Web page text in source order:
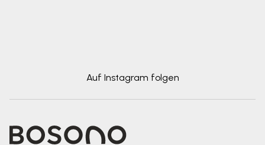
Auf Instagram folgen